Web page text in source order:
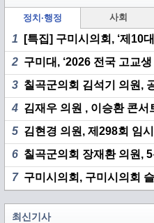
정치·행정 사회
1 [특집] 구미시의회, ‘제10대 구미시
2 구미대, ‘2026 전국 고교
3 칠곡군의회 김석기 의원, 공정
4 김재우 의원 , 이승환 콘서트 대관취
5 김현경 의원, 제298회 임시
6 칠곡군의회 장재환 의원,
7구미시의회, 구미시의회
최신기사